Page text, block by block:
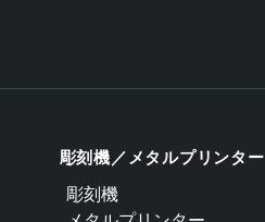
彫刻機／メタルプリンター
彫刻機